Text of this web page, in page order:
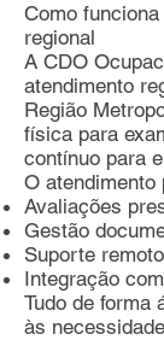
Como
regional
A CDO
atendimento
Região
física para
contínuo para
O atendimento
Avaliações
Gestão
Suporte remoto
Integração
Tudo de forma
às